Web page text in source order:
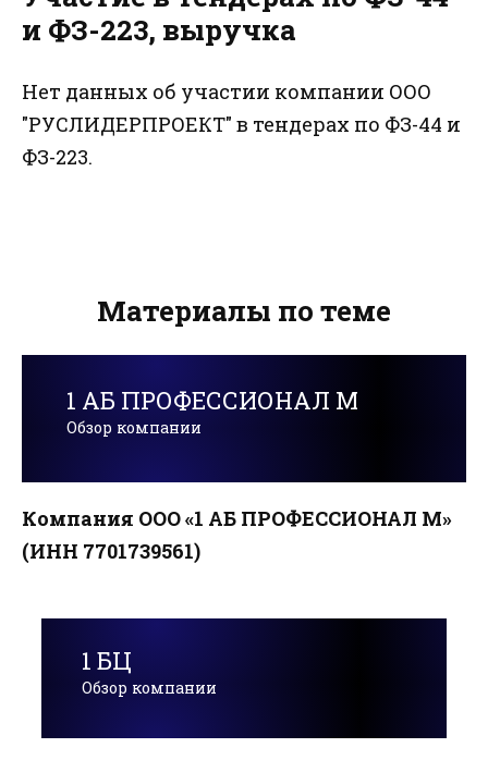
и ФЗ-223, выручка
Нет данных об участии компании ООО
"РУСЛИДЕРПРОЕКТ" в тендерах по ФЗ-44 и
ФЗ-223.
Материалы по теме
1 АБ ПРОФЕССИОНАЛ М
Обзор компании
Компания ООО «1 АБ ПРОФЕССИОНАЛ М»
(ИНН 7701739561)
1 БЦ
Обзор компании